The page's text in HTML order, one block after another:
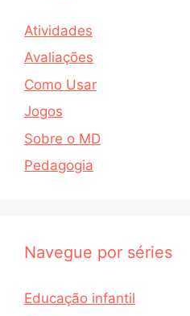
Atividades
Avaliações
Como Usar
Jogos
Sobre o MD
Pedagogia
Navegue por séries
Educação infantil